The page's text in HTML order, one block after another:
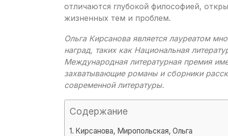
отличаются глубокой философией,
жизненных тем и проблем.
Ольга Кирсанова является лауреатом
наград, таких как Национальная
Международная литературная премия
захватывающие романы и сборники
современной литературы.
Содержание
Кирсанова, Миропольская, Ольга